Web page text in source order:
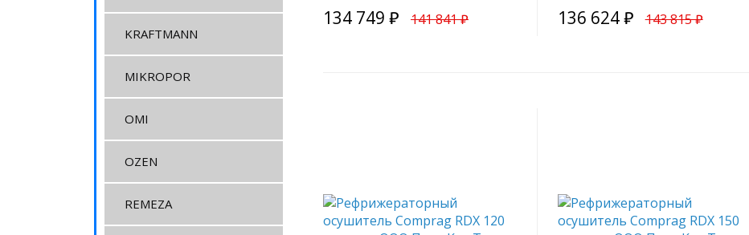
KRAFTMANN
MIKROPOR
OMI
OZEN
REMEZA
134 749 ₽ 141 841 ₽ 136 624 ₽ 143 815 ₽